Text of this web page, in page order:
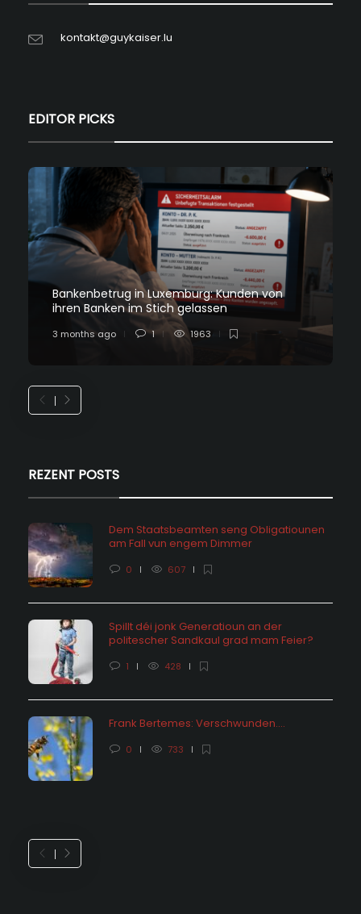
kontakt@guykaiser.lu
EDITOR PICKS
Bankenbetrug in Luxemburg: Kunden von
ihren Banken im Stich gelassen
3 months ago 1 1963
REZENT POSTS
Dem Staatsbeamten seng Obligatiounen
am Fall vun engem Dimmer
0 607
Spillt déi jonk Generatioun an der
politescher Sandkaul grad mam Feier?
1 428
Frank Bertemes: Verschwunden….
0 733